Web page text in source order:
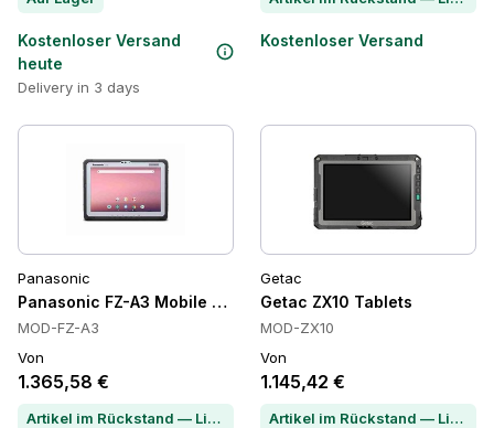
Kostenloser Versand
heute
Delivery in 3 days
Kostenloser Versand
Panasonic
Panasonic FZ-A3 Mobile Computer Tablets, IP65, 64GB, 10,1
MOD-FZ-A3
Von
1.365,58 €
Artikel im Rückstand — Lieferzeit per Chat erfragen
Getac
Getac ZX10 Tablets
MOD-ZX10
Von
1.145,42 €
Artikel im Rückstand — Lieferzeit per Chat erfragen